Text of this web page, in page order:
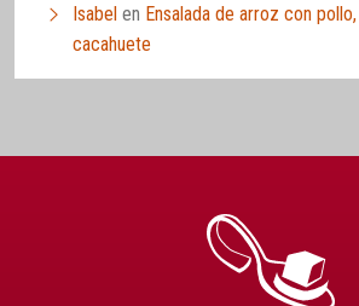
Isabel en Ensalada de arroz con
cacahuete